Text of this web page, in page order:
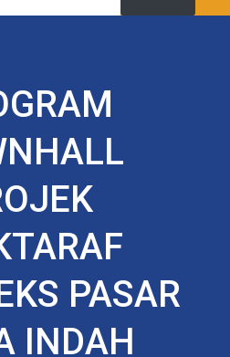
PASAR
INDAH